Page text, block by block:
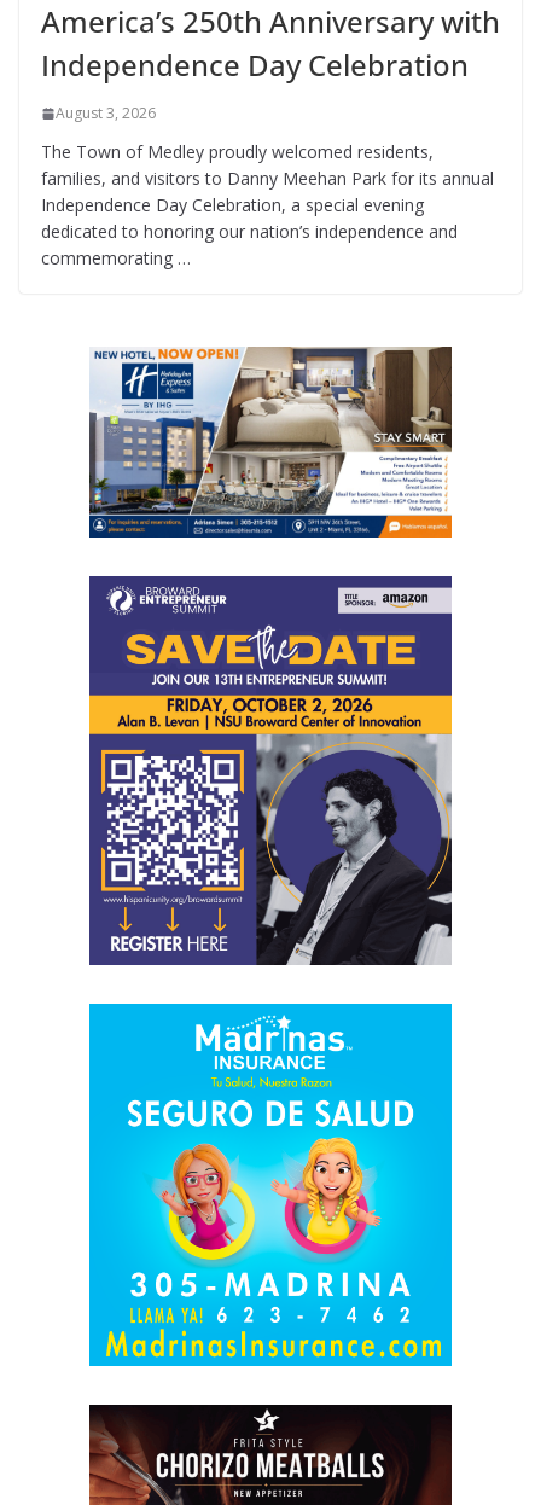
America’s 250th Anniversary with
Independence Day Celebration
August 3, 2026
The Town of Medley proudly welcomed residents,
families, and visitors to Danny Meehan Park for its annual
Independence Day Celebration, a special evening
dedicated to honoring our nation’s independence and
commemorating …